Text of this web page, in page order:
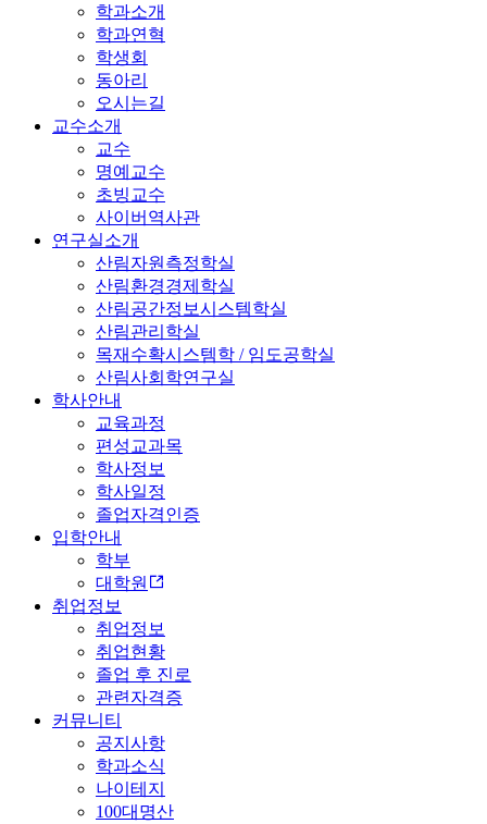
학과소개
학과연혁
학생회
동아리
오시는길
교수소개
교수
명예교수
초빙교수
사이버역사관
연구실소개
산림자원측정학실
산림환경경제학실
산림공간정보시스템학실
산림관리학실
목재수확시스템학 / 임도공학실
산림사회학연구실
학사안내
교육과정
편성교과목
학사정보
학사일정
졸업자격인증
입학안내
학부
대학원
취업정보
취업정보
취업현황
졸업 후 진로
관련자격증
커뮤니티
공지사항
학과소식
나이테지
100대명산